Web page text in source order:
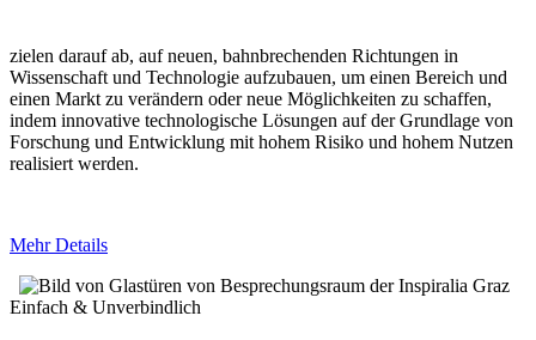
zielen darauf ab, auf neuen, bahnbrechenden Richtungen in
Wissenschaft und Technologie aufzubauen, um einen Bereich und
einen Markt zu verändern oder neue Möglichkeiten zu schaffen,
indem innovative technologische Lösungen auf der Grundlage von
Forschung und Entwicklung mit hohem Risiko und hohem Nutzen
realisiert werden.
Mehr Details
Einfach & Unverbindlich